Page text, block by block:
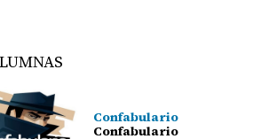
Confabulario
Confabulario